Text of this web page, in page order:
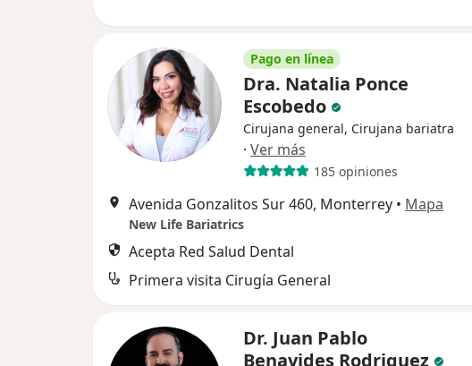
Pago en línea
Dra. Natalia Ponce
Escobedo
Cirujana general, Cirujana bariatra
· Ver más
185 opiniones
Avenida Gonzalitos Sur 460, Monterrey • Mapa
New Life Bariatrics
Acepta Red Salud Dental
Primera visita Cirugía General
Dr. Juan Pablo
Benavides Rodriguez